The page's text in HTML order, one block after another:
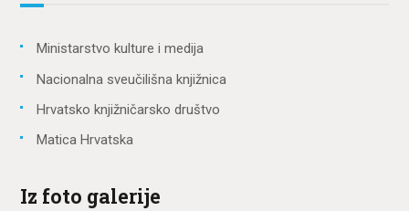
Ministarstvo kulture i medija
Nacionalna sveučilišna knjižnica
Hrvatsko knjižničarsko društvo
Matica Hrvatska
Iz foto galerije